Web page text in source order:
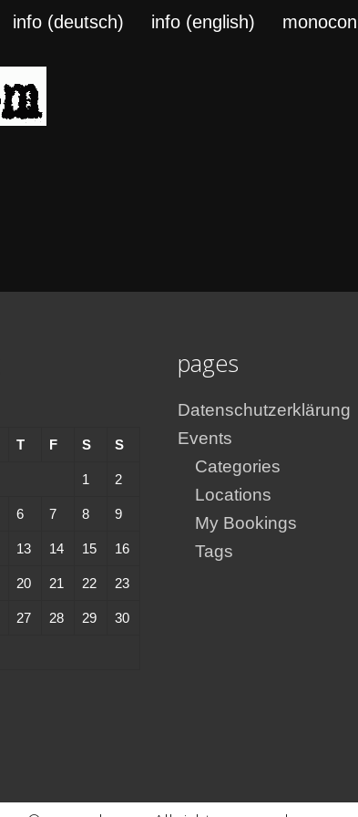
info (deutsch) info (english) monocon
T F S S
1 2
6 7 8 9
13 14 15 16
20 21 22 23
27 28 29 30
pages
Datenschutzerklärung
Events
Categories
Locations
My Bookings
Tags